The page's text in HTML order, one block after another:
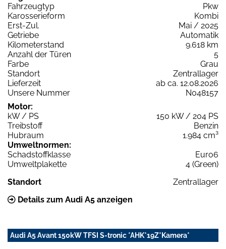
Fahrzeugtyp
Pkw
Karosserieform
Kombi
Erst-Zul.
Mai / 2025
Getriebe
Automatik
Kilometerstand
9.618 km
Anzahl der Türen
5
Farbe
Grau
Standort
Zentrallager
Lieferzeit
ab ca. 12.08.2026
Unsere Nummer
N048157
Motor:
kW / PS
150 kW / 204 PS
Treibstoff
Benzin
Hubraum
1.984 cm³
Umweltnormen:
Schadstoffklasse
Euro6
Umweltplakette
4 (Green)
Standort
Zentrallager
Details zum Audi A5 anzeigen
Audi A5 Avant 150kW TFSI S-tronic *AHK*19Z*Kamera*